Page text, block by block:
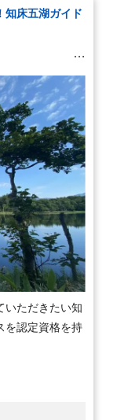
知床五湖ガイド
アー
いただきたい知
を認定資格を持